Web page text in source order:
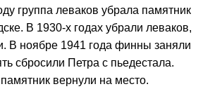
группа леваков убрала памятник
В 1930-х годах убрали леваков,
В ноябре 1941 года финны заняли
сбросили Петра с пьедестала.
вернули на место.